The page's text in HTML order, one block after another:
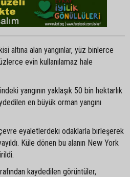
altına alan yangınlar, yüz binlerce
evin kullanılamaz hale
yangının yaklaşık 50 bin hektarlık
en büyük orman yangını
eyaletlerdeki odaklarla birleşerek
Küle dönen bu alanın New York
kaydedilen görüntüler,